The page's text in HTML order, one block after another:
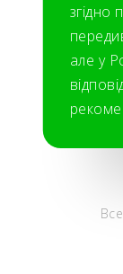
згідно
але у